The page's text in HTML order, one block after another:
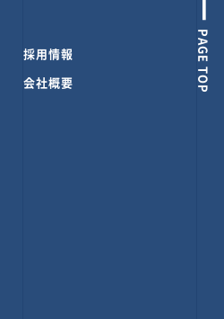
PAGE TOP
採用情報
会社概要